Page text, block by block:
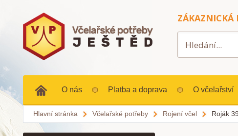
ZÁKAZNICKÁ
O nás Platba a doprava O včelařství
Hlavní stránka Včelařské potřeby Rojení včel Roják